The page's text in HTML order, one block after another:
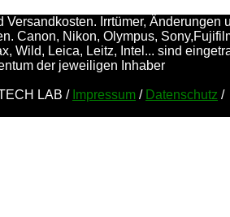
Versandkosten. Irrtümer, Änderungen
Canon, Nikon, Olympus,
Wild, Leica, Leitz, Intel... sind
der jeweiligen Inhaber
LAB / Impressum / Datenschutz /